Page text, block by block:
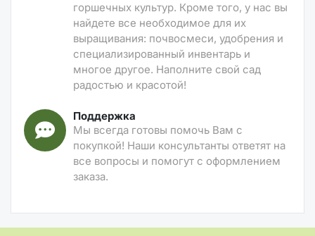
горшечных культур. Кроме того, у нас вы
найдете все необходимое для их
выращивания: почвосмеси, удобрения и
специализированный инвентарь и
многое другое. Наполните свой сад
радостью и красотой!
Поддержка
Мы всегда готовы помочь Вам с
покупкой! Наши консультанты ответят на
все вопросы и помогут с оформлением
заказа.